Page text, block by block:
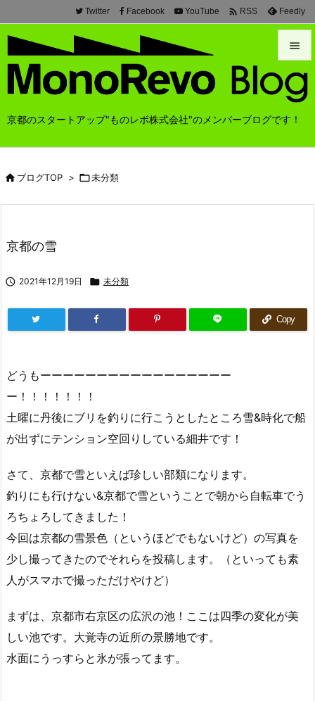
京都のスタートアップ"ものレボ株式会社"のメンバーブログです！


メニュ
前へ

Twitter Facebook YouTube  RSS Feedly
ブログTOP > 未分類
京都の雪
 2021年12月19日  未分類
Copy
どうもーーーーーーーーーーーーーーーーー
ー！！！！！！！
土曜に丹後にブリを釣りに行こうとしたところ雪&時化で船
が出ずにテンション空回りしている細井です！
さて、京都で雪といえば珍しい部類になります。
釣りにも行けない&京都で雪ということで朝から自転車でう
ろちょろしてきました！
今回は京都の雪景色（というほどでもないけど）の写真を
少し撮ってきたのでそれらを投稿します。（といっても素
人がスマホで撮っただけやけど）
まずは、京都市右京区の広沢の池！ここは四季の変化が美
しい池です。大覚寺の近所の景勝地です。
水面にうっすらと氷が張ってます。